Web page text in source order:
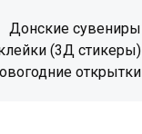
Донские сувениры
(3Д стикеры)
открытки